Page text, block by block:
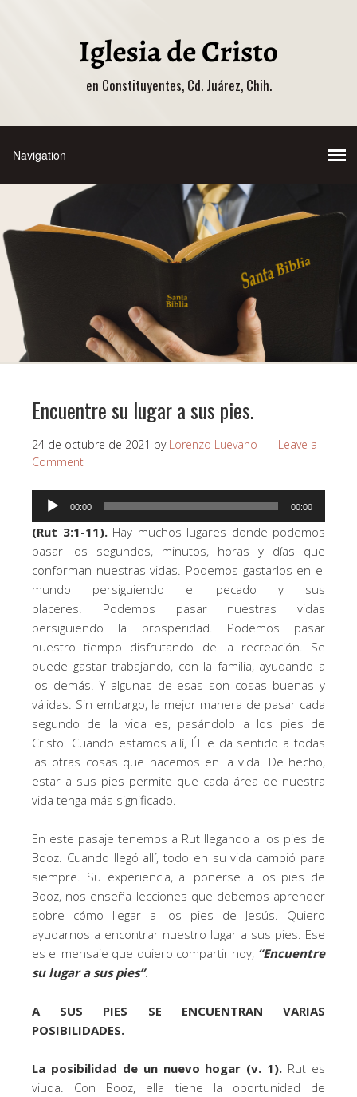
en Constituyentes, Cd. Juárez, Chih.
Encuentre su lugar a sus pies.
24 de octubre de 2021 by Lorenzo Luevano
Leave a
Comment
Reproductor
audio
00:00 00:00
(Rut 3:1-11).Hay muchos lugares donde podemos
pasar los segundos, minutos, horas y días que
conforman nuestras vidas. Podemos gastarlos en el
mundo persiguiendo el pecado y sus
placeres. Podemos pasar nuestras vidas
persiguiendo la prosperidad. Podemos pasar
nuestro tiempo disfrutando de la recreación. Se
puede gastar trabajando, con la familia, ayudando a
los demás. Y algunas de esas son cosas buenas y
válidas. Sin embargo, la mejor manera de pasar cada
segundo de la vida es, pasándolo a los pies de
Cristo. Cuando estamos allí, Él le da sentido a todas
las otras cosas que hacemos en la vida. De hecho,
estar a sus pies permite que cada área de nuestra
vida tenga más significado.
En este pasaje tenemos a Rut llegando a los pies de
Booz. Cuando llegó allí, todo en su vida cambió para
siempre. Su experiencia, al ponerse a los pies de
Booz, nos enseña lecciones que debemos aprender
sobre cómo llegar a los pies de Jesús. Quiero
ayudarnos a encontrar nuestro lugar a sus pies. Ese
es el mensaje que quiero compartir hoy, “Encuentre
su lugar a sus pies”.
A SUS PIES SE ENCUENTRAN VARIAS
POSIBILIDADES.
La posibilidad de un nuevo hogar (v. 1). Rut es
viuda. Con Booz, ella tiene la oportunidad de